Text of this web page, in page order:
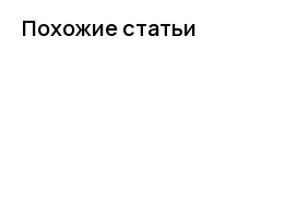
Похожие статьи